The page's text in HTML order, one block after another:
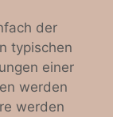
der
typischen
einer
werden
werden